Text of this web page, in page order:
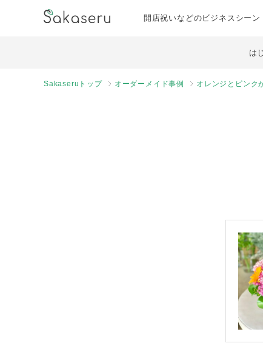
開店祝いなどのビジネスシーン
は
Sakaseruトップ オーダーメイド事例 オレンジとピンク